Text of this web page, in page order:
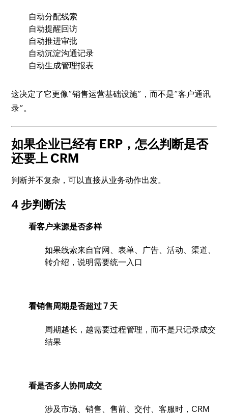
自动分配线索
自动提醒回访
自动推进审批
自动沉淀沟通记录
自动生成管理报表
这决定了它更像“销售运营基础设施”，而不是“客户通讯
录”。
如果企业已经有 ERP，怎么判断是否
还要上 CRM
判断并不复杂，可以直接从业务动作出发。
4 步判断法
看客户来源是否多样
如果线索来自官网、表单、广告、活动、渠道、
转介绍，说明需要统一入口
看销售周期是否超过 7 天
周期越长，越需要过程管理，而不是只记录成交
结果
看是否多人协同成交
涉及市场、销售、售前、交付、客服时，CRM